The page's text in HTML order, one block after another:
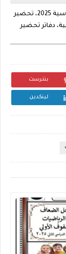
دفاتر تحضير مجانية 2025، تحضير جميع المواد الدراسية 2025، تحضير
لغة عربية، دفاتر تحضير
بنترست
لينكدين